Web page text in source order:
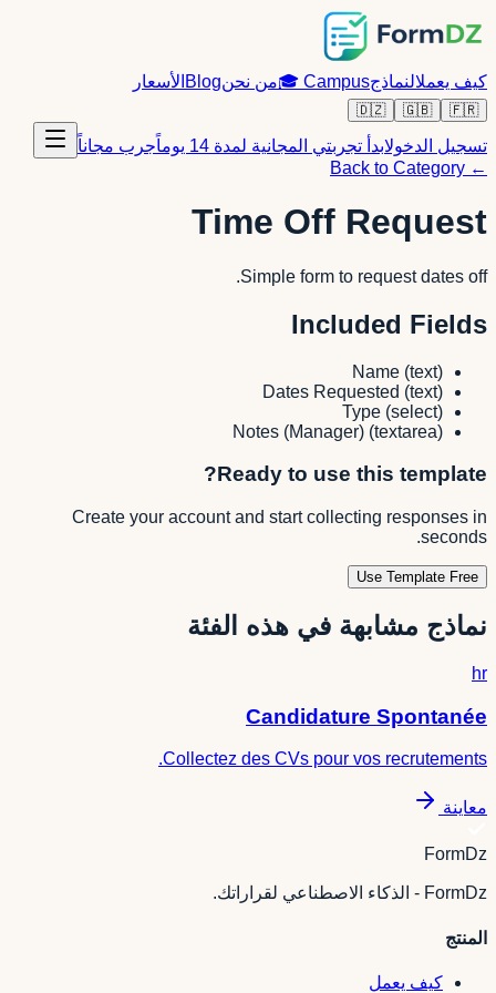
كيف يعملالنماذجCampus
🎓من نحنBlog الأسعار
🇫🇷
🇬🇧
🇩🇿
تسجيل الدخولابدأ تجربتي المجانية لمدة 14 يوماً
جرب مجاناً
← Back to Category
Time Off Request
Simple form to request dates off.
Included Fields
Name (text)
Dates Requested (text)
Type (select)
Notes (Manager) (textarea)
Ready to use this template?
Create your account and start collecting responses in
seconds.
Use Template Free
نماذج مشابهة في هذه الفئة
hr
Candidature Spontanée
Collectez des CVs pour vos recrutements.
معاينة
FormDz
FormDz - الذكاء الاصطناعي لقراراتك.
المنتج
كيف يعمل